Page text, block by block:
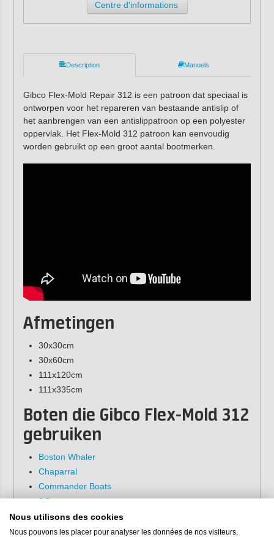
Centre d'informations
Description Manuels
Gibco Flex-Mold Repair 312 is een patroon dat speciaal is
ontworpen voor het repareren van bestaande antislip of
het aanbrengen van een antislippatroon op een polyester
oppervlak. Het Flex-Mold 312 patroon kan eenvoudig
worden gebruikt op een groot aantal bootmerken.
Afmetingen
30x30cm
30x60cm
111x120cm
111x335cm
Boten die Gibco Flex-Mold 312
gebruiken
Boston Whaler
Chaparral
Commander Boats
J Boats
New Japan Yacht
Nordic Tugs
Nous utilisons des cookies
Nous pouvons les placer pour analyser les données de nos visiteurs,